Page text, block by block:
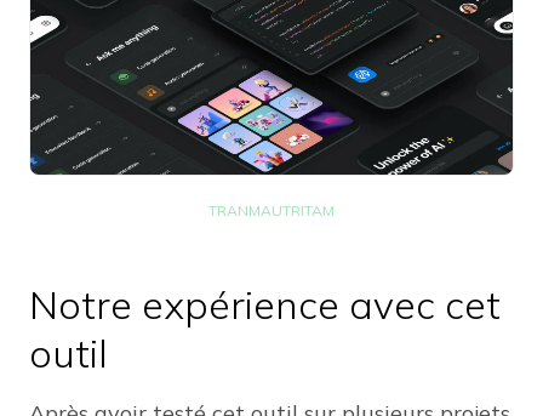
TRANMAUTRITAM
Notre expérience avec cet
outil